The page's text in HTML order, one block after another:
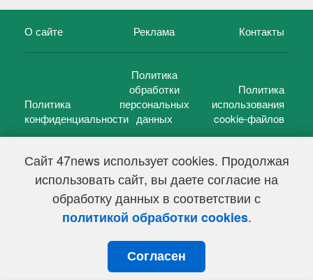
Сайт 47news использует cookies. Продолжая
использовать сайт, вы даете согласие на
обработку данных в соответствии с
политикой обработки cookies.
Согласен
О сайте Реклама Контакты
Политика
конфиденциальности
Политика
обработки
персональных
данных
Политика
использования
cookie-файлов
47 новостей (47 news)2005 — 2026 г.
Свидетельство о регистрации СМИ Эл № ФС 77-39848, выдано
Федеральной службой по надзору в сфере связи,
информационных технологий и массовых коммуникаций